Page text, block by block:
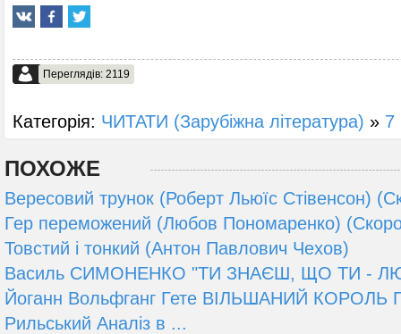
Переглядів: 2119
Категорія: ЧИТАТИ (Зарубіжна література) » 7
ПОХОЖЕ
Вересовий трунок (Роберт Льюїс Стівенсон)
Гер переможений (Любов Пономаренко)
Товстий і тонкий (Антон Павлович Чехов)
Василь СИМОНЕНКО "ТИ ЗНАЄШ, ЩО ТИ -
Йоганн Вольфганг Гете ВІЛЬШАНИЙ КОРОЛЬ
Рильський Аналіз в ...